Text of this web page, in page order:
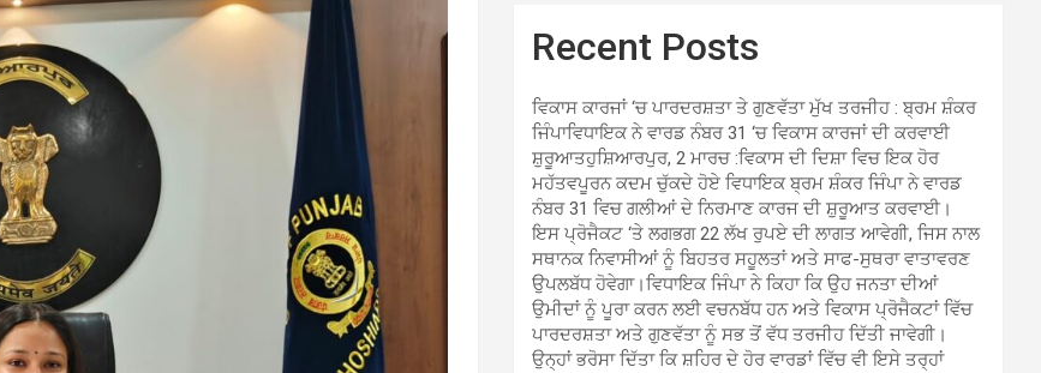
Recent Posts
ਵਿਕਾਸ ਕਾਰਜਾਂ ‘ਚ ਪਾਰਦਰਸ਼ਤਾ ਤੇ ਗੁਣਵੱਤਾ ਮੁੱਖ ਤਰਜੀਹ : ਬ੍ਰਮ ਸ਼ੰਕਰ
ਜਿੰਪਾਵਿਧਾਇਕ ਨੇ ਵਾਰਡ ਨੰਬਰ 31 ‘ਚ ਵਿਕਾਸ ਕਾਰਜਾਂ ਦੀ ਕਰਵਾਈ
ਸ਼ੁਰੂਆਤਹੁਸ਼ਿਆਰਪੁਰ, 2 ਮਾਰਚ :ਵਿਕਾਸ ਦੀ ਦਿਸ਼ਾ ਵਿਚ ਇਕ ਹੋਰ
ਮਹੱਤਵਪੂਰਨ ਕਦਮ ਚੁੱਕਦੇ ਹੋਏ ਵਿਧਾਇਕ ਬ੍ਰਮ ਸ਼ੰਕਰ ਜਿੰਪਾ ਨੇ ਵਾਰਡ
ਨੰਬਰ 31 ਵਿਚ ਗਲੀਆਂ ਦੇ ਨਿਰਮਾਣ ਕਾਰਜ ਦੀ ਸ਼ੁਰੂਆਤ ਕਰਵਾਈ।
ਇਸ ਪ੍ਰੋਜੈਕਟ ‘ਤੇ ਲਗਭਗ 22 ਲੱਖ ਰੁਪਏ ਦੀ ਲਾਗਤ ਆਵੇਗੀ, ਜਿਸ ਨਾਲ
ਸਥਾਨਕ ਨਿਵਾਸੀਆਂ ਨੂੰ ਬਿਹਤਰ ਸਹੂਲਤਾਂ ਅਤੇ ਸਾਫ-ਸੁਥਰਾ ਵਾਤਾਵਰਣ
ਉਪਲਬੱਧ ਹੋਵੇਗਾ।ਵਿਧਾਇਕ ਜਿੰਪਾ ਨੇ ਕਿਹਾ ਕਿ ਉਹ ਜਨਤਾ ਦੀਆਂ
ਉਮੀਦਾਂ ਨੂੰ ਪੂਰਾ ਕਰਨ ਲਈ ਵਚਨਬੱਧ ਹਨ ਅਤੇ ਵਿਕਾਸ ਪ੍ਰੋਜੈਕਟਾਂ ਵਿੱਚ
ਪਾਰਦਰਸ਼ਤਾ ਅਤੇ ਗੁਣਵੱਤਾ ਨੂੰ ਸਭ ਤੋਂ ਵੱਧ ਤਰਜੀਹ ਦਿੱਤੀ ਜਾਵੇਗੀ।
ਉਨ੍ਹਾਂ ਭਰੋਸਾ ਦਿੱਤਾ ਕਿ ਸ਼ਹਿਰ ਦੇ ਹੋਰ ਵਾਰਡਾਂ ਵਿੱਚ ਵੀ ਇਸੇ ਤਰ੍ਹਾਂ